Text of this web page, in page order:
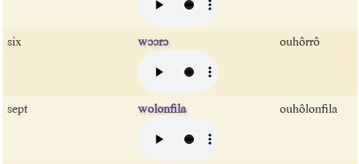
six wɔɔrɔ ouhôrrô
sept wolonfila ouhôlonfila